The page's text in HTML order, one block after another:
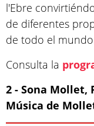
l'Ebre
de diferentes
de todo el
Consulta la
2 - Sona Mollet,
Música de